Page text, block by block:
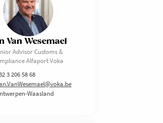
Van Wesemael
Advisor Customs &
Alfaport Voka
3 206 58 68
Waasland